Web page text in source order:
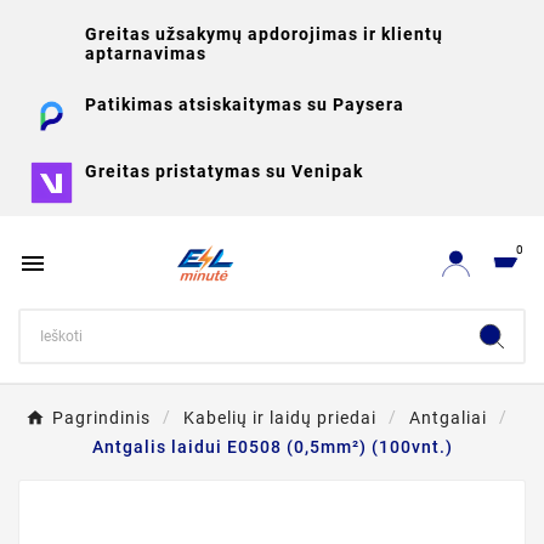
Greitas užsakymų apdorojimas ir klientų
aptarnavimas
Patikimas atsiskaitymas su Paysera
Greitas pristatymas su Venipak
 0
Pagrindinis Kabelių ir laidų priedai
Antgaliai
Antgalis laidui E0508 (0,5mm²) (100vnt.)